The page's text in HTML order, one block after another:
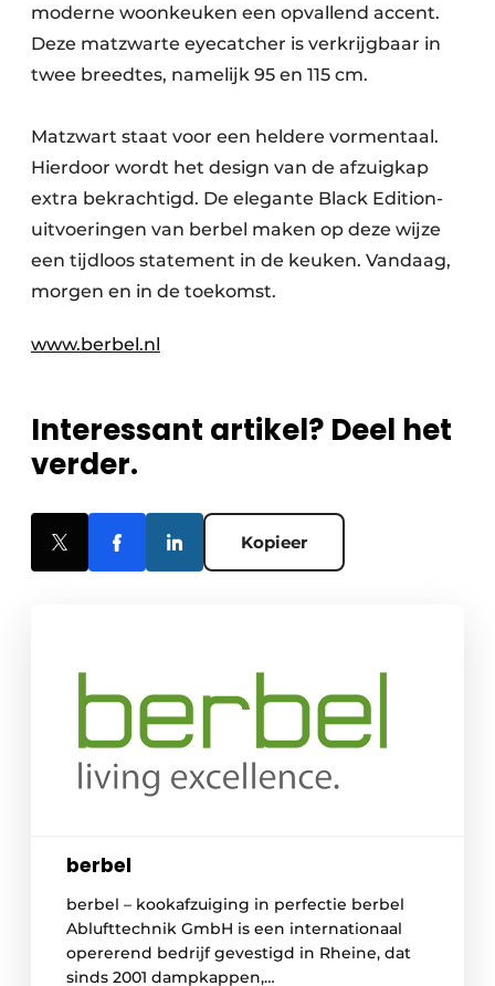
moderne woonkeuken een opvallend accent.
Deze matzwarte eyecatcher is verkrijgbaar in
twee breedtes, namelijk 95 en 115 cm.
Matzwart staat voor een heldere vormentaal.
Hierdoor wordt het design van de afzuigkap
extra bekrachtigd. De elegante Black Edition-
uitvoeringen van berbel maken op deze wijze
een tijdloos statement in de keuken. Vandaag,
morgen en in de toekomst.
www.berbel.nl
Interessant artikel? Deel het
verder.
Kopieer
berbel
berbel – kookafzuiging in perfectie berbel
Ablufttechnik GmbH is een internationaal
opererend bedrijf gevestigd in Rheine, dat
sinds 2001 dampkappen,